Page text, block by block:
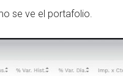
se ve el portafolio.